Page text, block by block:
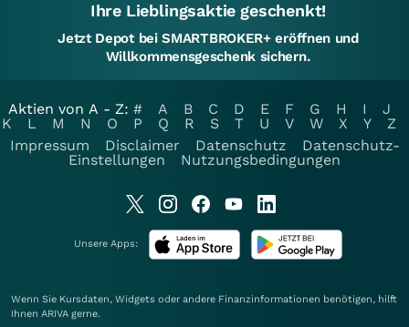
Ihre Lieblingsaktie geschenkt!
Jetzt Depot bei SMARTBROKER+ eröffnen und
Willkommensgeschenk sichern.
Aktien von A - Z: # A B C D E F G H I
J
K
L M N O P Q R S T U V W X Y
Z
Impressum
Disclaimer Datenschutz
Datenschutz-
Einstellungen
Nutzungsbedingungen
Unsere Apps:
Wenn Sie Kursdaten, Widgets oder andere Finanzinformationen benötigen, hilft
Ihnen ARIVA gerne.